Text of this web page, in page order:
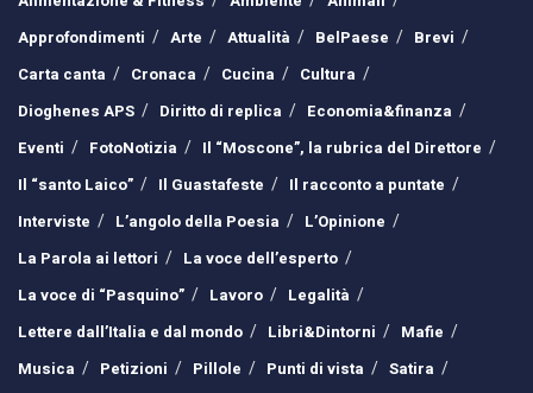
Approfondimenti
Arte Attualità BelPaese
Brevi
Carta canta
Cronaca Cucina
Cultura
Dioghenes APS
Diritto di replica
Economia&finanza
Eventi
FotoNotizia
Il “Moscone”, la rubrica del Direttore
Il “santo Laico”
Il Guastafeste
Il racconto a puntate
Interviste
L’angolo della Poesia
L’Opinione
La Parola ai lettori
La voce dell’esperto
La voce di “Pasquino”
Lavoro
Legalità
Lettere dall’Italia e dal mondo
Libri&Dintorni
Mafie
Musica
Petizioni Pillole Punti di vista
Satira